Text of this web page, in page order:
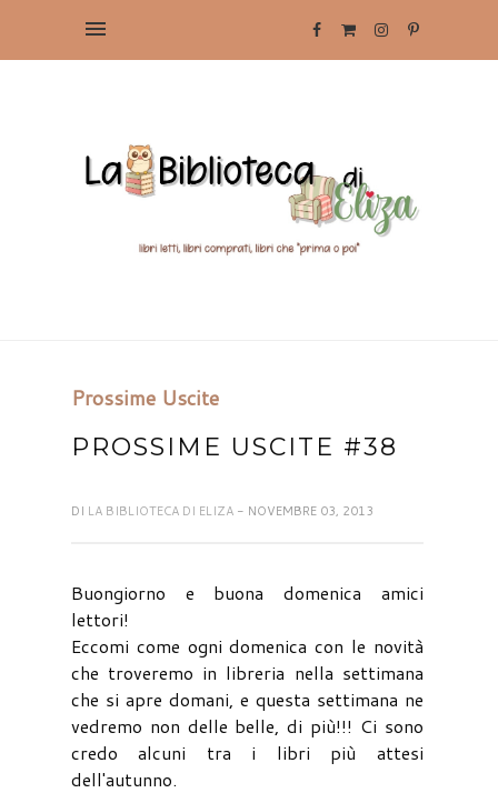
Prossime Uscite
PROSSIME USCITE #38
DI LA BIBLIOTECA DI ELIZA - NOVEMBRE 03, 2013
Buongiorno e buona domenica amici
lettori!
Eccomi come ogni domenica con le novità
che troveremo in libreria nella settimana
che si apre domani, e questa settimana ne
vedremo non delle belle, di più!!! Ci sono
credo alcuni tra i libri più attesi
dell'autunno.